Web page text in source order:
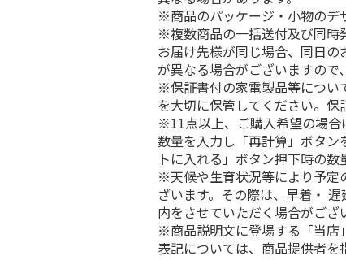
※商品のパッケージ・小物のデ
※複数商品の一括送付及び同時
お届け先様が同じ場合、同日
が異なる場合がございますので
※保証書付の家電製品等につい
を大切に保管してください。保
※11点以上、ご購入希望の場
数量を入力し「再計算」ボタ
トに入れる」ボタン押下時の数
※天候や生育状況等により予定
ざいます。その際は、早着・
内をさせていただく場合がござ
※商品説明文に登場する「当店
表記については、商品提供者を